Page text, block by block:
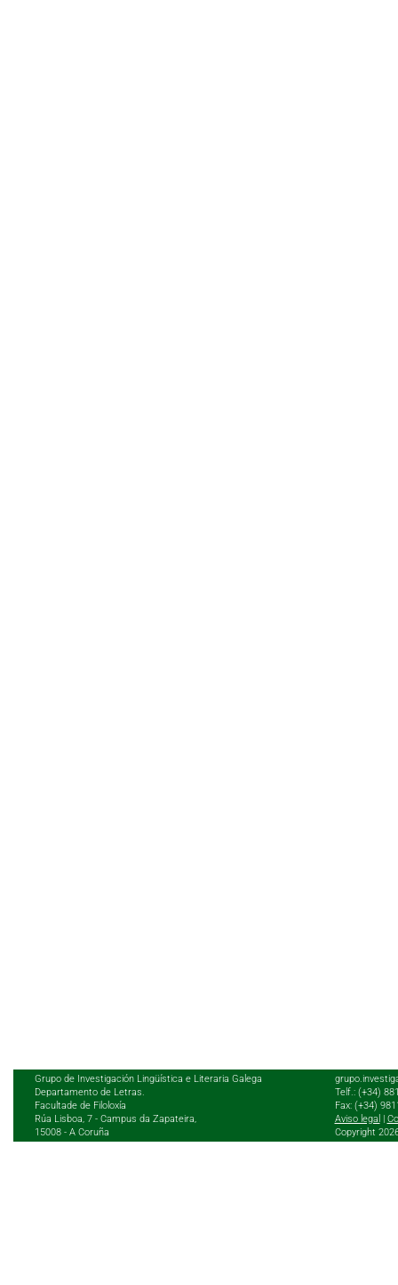
Grupo de Investigación Lingüística e Literaria Galega
Departamento de Letras.
Facultade de Filoloxía
Rúa Lisboa, 7 - Campus da Zapateira,
15008 - A Coruña
Telf.: (+34)
Fax: (+34)
Aviso legal
Copyright